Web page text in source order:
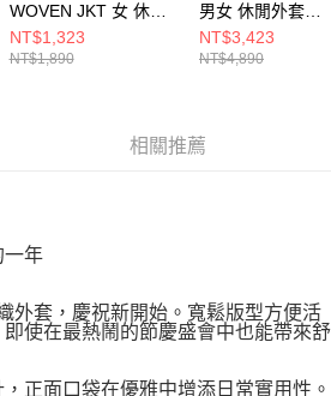
WOVEN JKT 女 休閒
外套 JD6539
NT$1,323
NT$1,890
男女 休閒外套
KG3224
NT$3,423
NT$4,890
相關推薦
一年
外套，慶祝新開始。寬鬆版型方便活
使在最熱鬧的節慶盛會中也能帶來舒
正面口袋在優雅中增添日常實用性。